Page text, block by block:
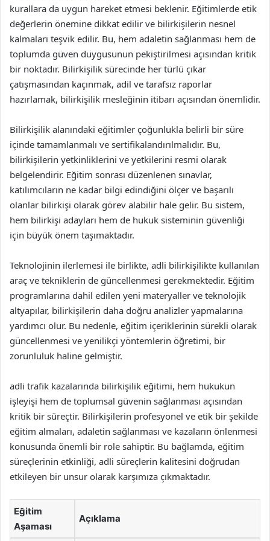
kurallara da uygun hareket etmesi beklenir. Eğitimlerde etik
değerlerin önemine dikkat edilir ve bilirkişilerin nesnel
kalmaları teşvik edilir. Bu, hem adaletin sağlanması hem de
toplumda güven duygusunun pekiştirilmesi açısından kritik
bir noktadır. Bilirkişilik sürecinde her türlü çıkar
çatışmasından kaçınmak, adil ve tarafsız raporlar
hazırlamak, bilirkişilik mesleğinin itibarı açısından önemlidir.
Bilirkişilik alanındaki eğitimler çoğunlukla belirli bir süre
içinde tamamlanmalı ve sertifikalandırılmalıdır. Bu,
bilirkişilerin yetkinliklerini ve yetkilerini resmi olarak
belgelendirir. Eğitim sonrası düzenlenen sınavlar,
katılımcıların ne kadar bilgi edindiğini ölçer ve başarılı
olanlar bilirkişi olarak görev alabilir hale gelir. Bu sistem,
hem bilirkişi adayları hem de hukuk sisteminin güvenliği
için büyük önem taşımaktadır.
Teknolojinin ilerlemesi ile birlikte, adli bilirkişilikte kullanılan
araç ve tekniklerin de güncellenmesi gerekmektedir. Eğitim
programlarına dahil edilen yeni materyaller ve teknolojik
altyapılar, bilirkişilerin daha doğru analizler yapmalarına
yardımcı olur. Bu nedenle, eğitim içeriklerinin sürekli olarak
güncellenmesi ve yenilikçi yöntemlerin öğretimi, bir
zorunluluk haline gelmiştir.
adli trafik kazalarında bilirkişilik eğitimi, hem hukukun
işleyişi hem de toplumsal güvenin sağlanması açısından
kritik bir süreçtir. Bilirkişilerin profesyonel ve etik bir şekilde
eğitim almaları, adaletin sağlanması ve kazaların önlenmesi
konusunda önemli bir role sahiptir. Bu bağlamda, eğitim
süreçlerinin etkinliği, adli süreçlerin kalitesini doğrudan
etkileyen bir unsur olarak karşımıza çıkmaktadır.
Eğitim
Aşaması
Açıklama